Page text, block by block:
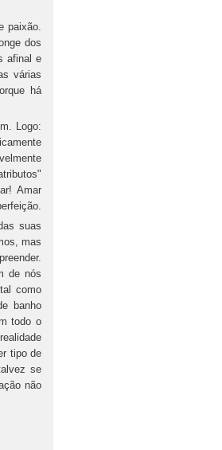
paixão.
dos
afinal e
várias
há
Logo:
Amar
suas
mas
de nós
como
banho
todo o
tipo de
se
não